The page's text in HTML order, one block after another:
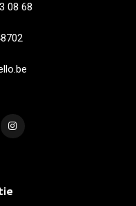
08 68